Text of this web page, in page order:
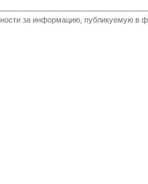
за информацию, публикуемую